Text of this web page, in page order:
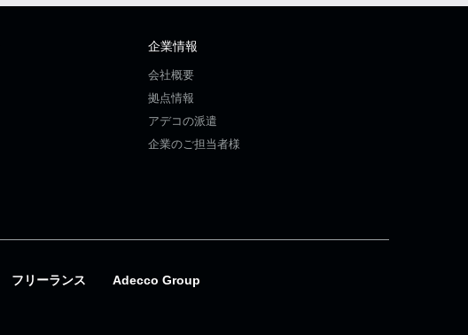
企業情報
会社概要
拠点情報
アデコの派遣
企業のご担当者様
フリーランス Adecco Group